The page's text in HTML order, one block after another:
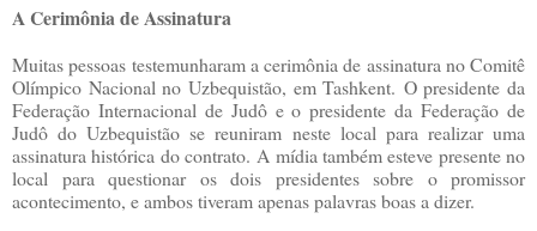
A Cerimônia de Assinatura
Muitas pessoas testemunharam a cerimônia de assinatura no Comitê
Olímpico Nacional no Uzbequistão, em Tashkent. O presidente da
Federação Internacional de Judô e o presidente da Federação de
Judô do Uzbequistão se reuniram neste local para realizar uma
assinatura histórica do contrato. A mídia também esteve presente no
local para questionar os dois presidentes sobre o promissor
acontecimento, e ambos tiveram apenas palavras boas a dizer.